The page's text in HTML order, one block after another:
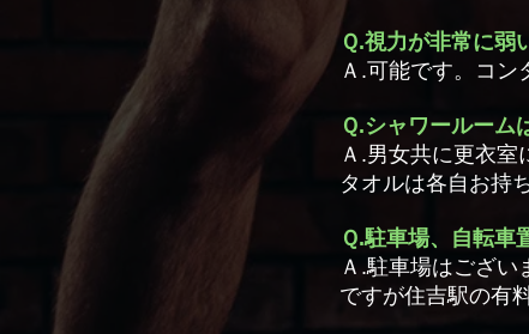
Ｑ.視力が非常に弱
Ａ.可能です。コン
Ｑ.シャワールーム
Ａ.男女共に更衣室
タオルは各自お持
Ｑ.駐車場、自転車
Ａ.駐車場はござ
ですが住吉駅の有